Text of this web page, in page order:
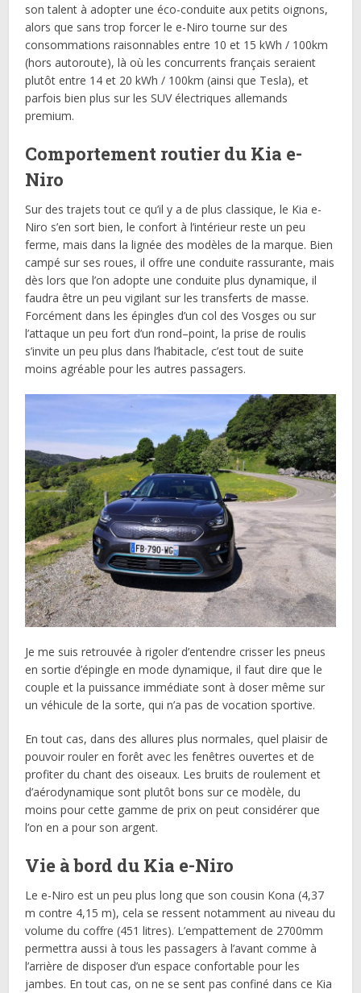
son talent à adopter une éco-conduite aux petits oignons,
alors que sans trop forcer le e-Niro tourne sur des
consommations raisonnables entre 10 et 15 kWh / 100km
(hors autoroute), là où les concurrents français seraient
plutôt entre 14 et 20 kWh / 100km (ainsi que Tesla), et
parfois bien plus sur les SUV électriques allemands
premium.
Comportement routier du Kia e-
Niro
Sur des trajets tout ce qu’il y a de plus classique, le Kia e-
Niro s’en sort bien, le confort à l’intérieur reste un peu
ferme, mais dans la lignée des modèles de la marque. Bien
campé sur ses roues, il offre une conduite rassurante, mais
dès lors que l’on adopte une conduite plus dynamique, il
faudra être un peu vigilant sur les transferts de masse.
Forcément dans les épingles d’un col des Vosges ou sur
l’attaque un peu fort d’un rond–point, la prise de roulis
s’invite un peu plus dans l’habitacle, c’est tout de suite
moins agréable pour les autres passagers.
Je me suis retrouvée à rigoler d’entendre crisser les pneus
en sortie d’épingle en mode dynamique, il faut dire que le
couple et la puissance immédiate sont à doser même sur
un véhicule de la sorte, qui n’a pas de vocation sportive.
En tout cas, dans des allures plus normales, quel plaisir de
pouvoir rouler en forêt avec les fenêtres ouvertes et de
profiter du chant des oiseaux. Les bruits de roulement et
d’aérodynamique sont plutôt bons sur ce modèle, du
moins pour cette gamme de prix on peut considérer que
l’on en a pour son argent.
Vie à bord du Kia e-Niro
Le e-Niro est un peu plus long que son cousin Kona (4,37
m contre 4,15 m), cela se ressent notamment au niveau du
volume du coffre (451 litres). L’empattement de 2700mm
permettra aussi à tous les passagers à l’avant comme à
l’arrière de disposer d’un espace confortable pour les
jambes. En tout cas, on ne se sent pas confiné dans ce Kia